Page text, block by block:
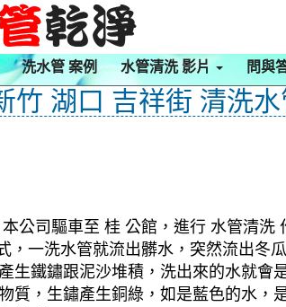
洗水管 案例 水管清洗 影片 問與
竹 湖口 吉祥街 清洗水
公司驅車至 桂 公館，進行 水管清
，一洗水管就流出髒水，突然流出冬
生鐵鏽跟泥沙堆積，洗出來的水就
質，生鏽產生銅綠，如是藍色的水